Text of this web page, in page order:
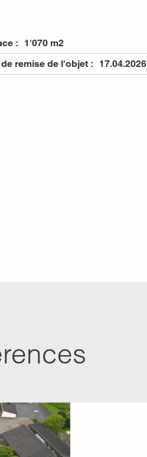
:
1'070 m2
de remise de l'objet : 17.04.2026